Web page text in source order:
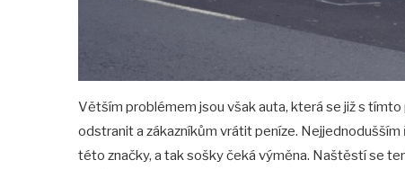
Větším problémem jsou však auta, která se již s
odstranit a zákazníkům vrátit peníze.
této značky, a tak sošky čeká výměna. Naštěstí se